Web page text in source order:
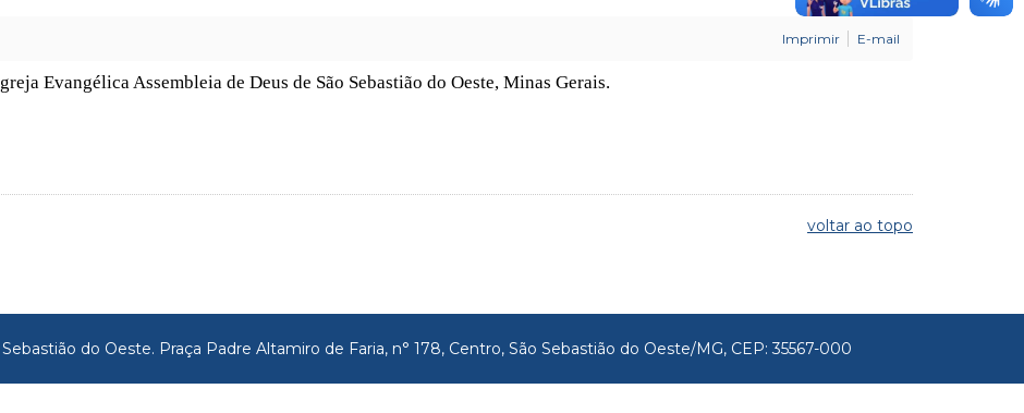
Imprimir E-mail
Evangélica Assembleia de Deus de São Sebastião do Oeste, Minas Gerais.
voltar ao topo
do Oeste. Praça Padre Altamiro de Faria, n° 178, Centro, São Sebastião do Oeste/MG, CEP: 35567-000